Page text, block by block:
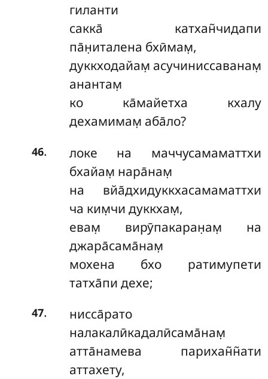
гиланти
сакка̄ катхан̃чидапи
па̄н̣италена бхӣмам̣,
дуккходайам̣ асучиниссаванам̣
анантам̣
ко ка̄майетха кхалу
дехамимам̣ аба̄ло?
46.
локе на маччусамаматтхи
бхайам̣ нара̄нам̣
на вйа̄дхидуккхасамаматтхи
ча ким̣чи дуккхам̣,
евам̣ вирӯпакаран̣ам̣ на
джара̄сама̄нам̣
мохена бхо ратимупети
татха̄пи дехе;
47.
нисса̄рато
налакалӣкадалӣсама̄нам̣
атта̄намева парихан̃н̃ати
аттахету,